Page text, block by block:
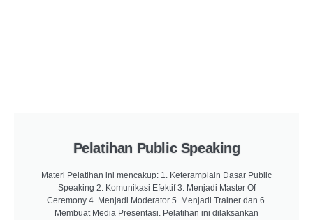
Pelatihan Public Speaking
Materi Pelatihan ini mencakup: 1. Keterampialn Dasar Public
Speaking 2. Komunikasi Efektif 3. Menjadi Master Of
Ceremony 4. Menjadi Moderator 5. Menjadi Trainer dan 6.
Membuat Media Presentasi. Pelatihan ini dilaksankan